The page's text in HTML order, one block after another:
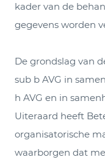
kader van de
gegevens worden
De grondslag van
sub b AVG in
h AVG en in
Uiteraard heeft
organisatorische
waarborgen dat